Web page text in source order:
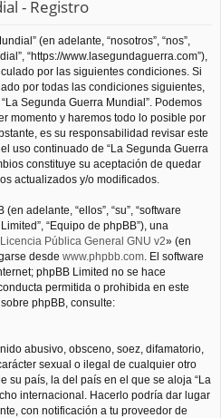
- Registro
(en adelante, “nosotros”, “nos”,
“https://www.lasegundaguerra.com”),
por las siguientes condiciones. Si
por todas las condiciones siguientes,
Segunda Guerra Mundial”. Podemos
momento y haremos todo lo posible por
es su responsabilidad revisar este
uso continuado de “La Segunda Guerra
constituye su aceptación de quedar
actualizados y/o modificados.
adelante, “ellos”, “su”, “software
“Equipo de phpBB”), una
Licencia Pública General GNU v2» (en
desde www.phpbb.com. El software
phpBB Limited no se hace
permitida o prohibida en este
phpBB, consulte:
abusivo, obsceno, soez, difamatorio,
sexual o ilegal de cualquier otro
su país, la del país en el que se aloja “La
internacional. Hacerlo podría dar lugar
con notificación a tu proveedor de